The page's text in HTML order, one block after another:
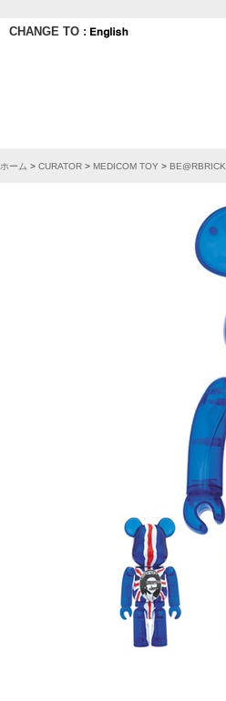
CHANGE TO :
ホーム > CURATOR > MEDICOM TOY > BE@RBRICK